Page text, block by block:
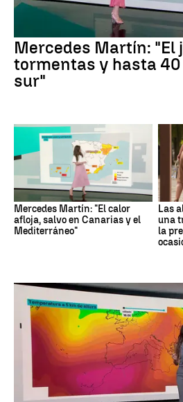
Mercedes Martín: "El
tormentas y hasta
sur"
Mercedes Martín: "El calor
afloja, salvo en Canarias y el
Mediterráneo"
Las
una
la